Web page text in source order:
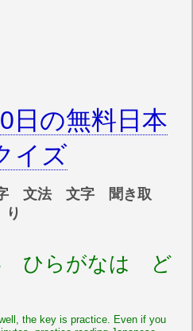
日の無料日本
イズ
文法 文字 聞き取
り
ひらがなは ど
the key is practice. Even if you